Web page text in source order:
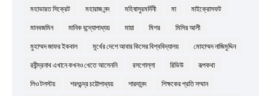
মহাভারত সিক্রেট মহারাজ নন্দ মহিষাসুরমর্দিনী মা মাইক্রোসফট
মানবজমিন মানিক বন্দ্যোপাধ্যয় মায়া মিশর মিসির আলী
মুহাম্মদ জাফর ইকবাল মূর্খের দেশে আবার কিসের বিশ্ববিদ্যালয় মোহাম্মদ নাজিমুদ্দিন
রবীন্দ্রনাথ এখানে কখনও খেতে আসেননি রসগোল্লা রিভিউ রূপকথা
লিও টলস্টয় শরৎচন্দ্র চট্টোপাধ্যয় শারদানন্দ শিক্ষকের প্রতি সম্মান